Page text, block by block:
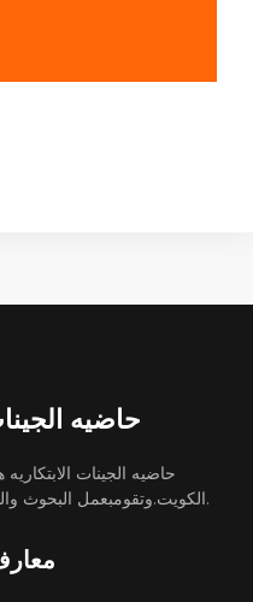
حاضيه
حاضيه الجينات
الكويت.وتقومبعمل البحوث والدراسات لتحقيق الابتكارات المقدمه.